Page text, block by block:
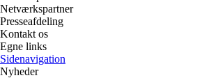
Netværkspartner
Presseafdeling
Kontakt os
Egne links
Sidenavigation
Nyheder